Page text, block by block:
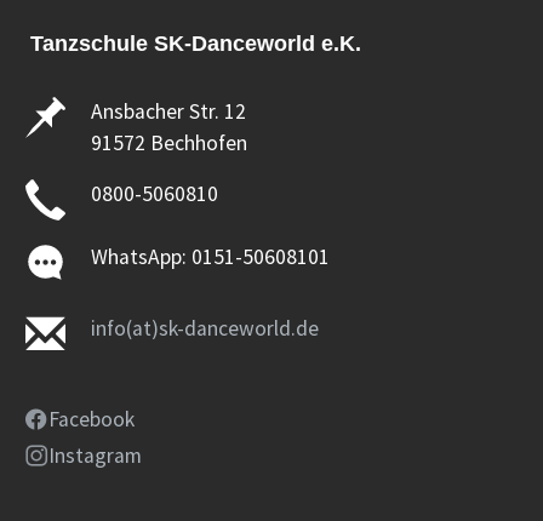
Tanzschule SK-Danceworld e.K.
Ansbacher Str. 12
91572 Bechhofen
0800-5060810
WhatsApp: 0151-50608101
info(at)sk-danceworld.de
Facebook
Instagram